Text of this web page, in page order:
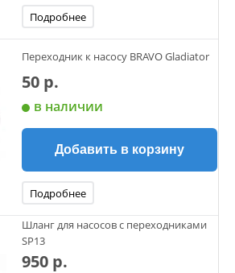
Подробнее
Переходник к насосу BRAVO Gladiator
50 р.
в наличии
Добавить в корзину
Подробнее
Шланг для насосов с переходниками
SP13
950 р.